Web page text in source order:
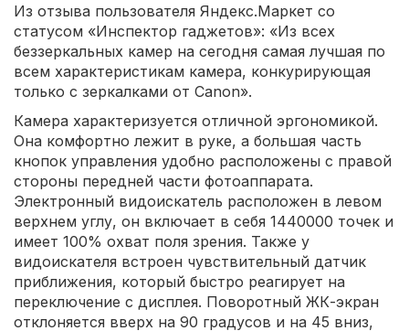
Из отзыва пользователя Яндекс.Маркет со
статусом «Инспектор гаджетов»: «Из всех
беззеркальных камер на сегодня самая лучшая по
всем характеристикам камера, конкурирующая
только с зеркалками от Сanon».
Камера характеризуется отличной эргономикой.
Она комфортно лежит в руке, а большая часть
кнопок управления удобно расположены с правой
стороны передней части фотоаппарата.
Электронный видоискатель расположен в левом
верхнем углу, он включает в себя 1440000 точек и
имеет 100% охват поля зрения. Также у
видоискателя встроен чувствительный датчик
приближения, который быстро реагирует на
переключение с дисплея. Поворотный ЖК-экран
отклоняется вверх на 90 градусов и на 45 вниз,